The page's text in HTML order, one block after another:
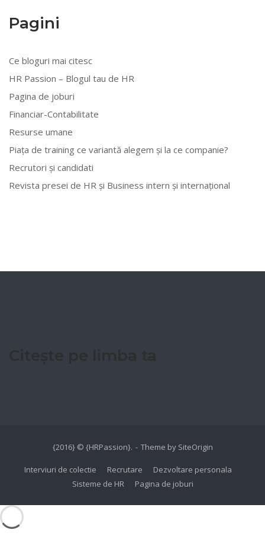
Pagini
Ce bloguri mai citesc
HR Passion – Blogul tau de HR
Pagina de joburi
Financiar-Contabilitate
Resurse umane
Piața de training ce variantă alegem și la ce companie?
Recrutori și candidati
Revista presei de HR și Business intern și internațional
{2016} © {HRPassion}. Theme by SiteOrigin
Interviuri de colectie Recrutare
Dezvoltare personala
Sisteme de HR
Pagina de joburi